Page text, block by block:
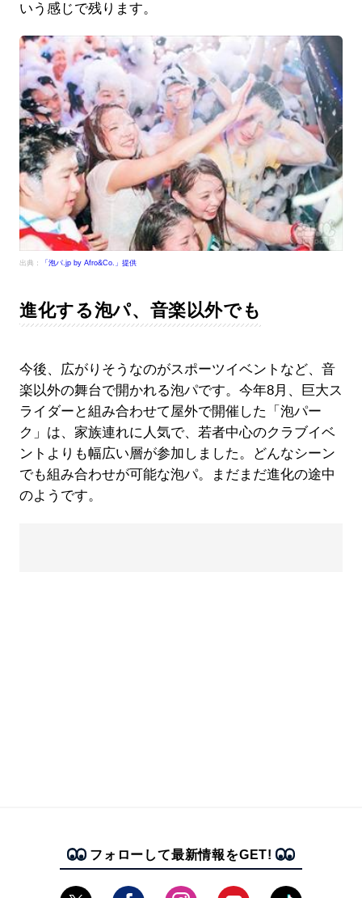
いう感じで残ります。
出典： 「泡パ.jp by Afro&Co.」提供
進化する泡パ、音楽以外でも
今後、広がりそうなのがスポーツイベントなど、音
楽以外の舞台で開かれる泡パです。今年8月、巨大ス
ライダーと組み合わせて屋外で開催した「泡パー
ク」は、家族連れに人気で、若者中心のクラブイベ
ントよりも幅広い層が参加しました。どんなシーン
でも組み合わせが可能な泡パ。まだまだ進化の途中
のようです。
フォローして最新情報をGET!